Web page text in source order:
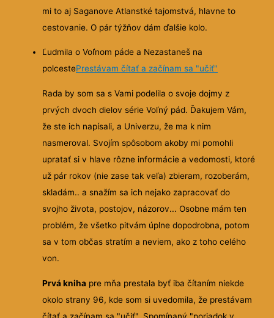
mi to aj Saganove Atlanstké tajomstvá, hlavne to
cestovanie. O pár týžňov dám ďalšie kolo.
Ľudmila o Voľnom páde a Nezastaneš na
polcestePrestávam čítať a začínam sa "učiť"
Rada by som sa s Vami podelila o svoje dojmy z
prvých dvoch dielov série Voľný pád. Ďakujem Vám,
že ste ich napísali, a Univerzu, že ma k nim
nasmeroval. Svojím spôsobom akoby mi pomohli
upratať si v hlave rôzne informácie a vedomosti, ktoré
už pár rokov (nie zase tak veľa) zbieram, rozoberám,
skladám.. a snažím sa ich nejako zapracovať do
svojho života, postojov, názorov... Osobne mám ten
problém, že všetko pitvám úplne dopodrobna, potom
sa v tom občas stratím a neviem, ako z toho celého
von.
Prvá kniha pre mňa prestala byť iba čítaním niekde
okolo strany 96, kde som si uvedomila, že prestávam
čítať a začínam sa "učiť". Spomínaný "poriadok v